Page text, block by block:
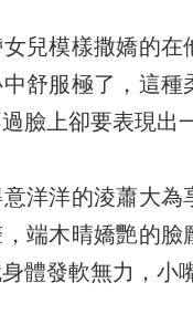
兒模樣撒嬌的
舒服極了，這
臉上卻要表現出
洋洋的淩蕭大
端木晴嬌艷的
體發軟無力，小